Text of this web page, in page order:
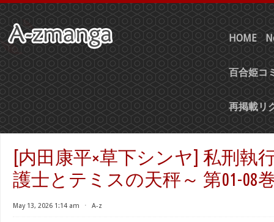
HOME
百合姫コ
再掲載リ
[内田康平×草下シンヤ] 私刑執
護士とテミスの天秤～ 第01-08
May 13, 2026 1:14 am ⋅ A-z